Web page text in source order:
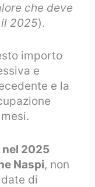
che deve
2025).
importo
e
e la
nel 2025
Naspi, non
di